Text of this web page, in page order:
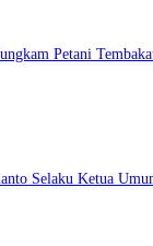
Petani
Selaku Ketua